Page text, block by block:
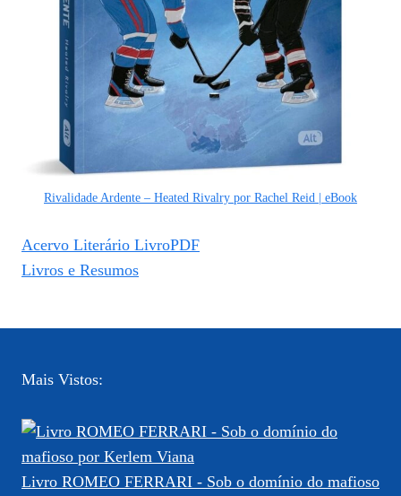
Rivalidade Ardente – Heated Rivalry por Rachel Reid | eBook
Acervo Literário LivroPDF
Livros e Resumos
Mais Vistos:
Livro ROMEO FERRARI - Sob o domínio do mafioso